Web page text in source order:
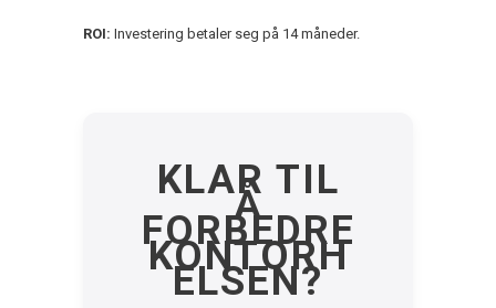
ROI: Investering betaler seg på 14 måneder.
KLAR TIL
Å
FORBEDRE
KONTORH
ELSEN?